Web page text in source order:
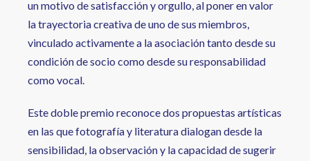
un motivo de satisfacción y orgullo, al poner en valor
la trayectoria creativa de uno de sus miembros,
vinculado activamente a la asociación tanto desde su
condición de socio como desde su responsabilidad
como vocal.
Este doble premio reconoce dos propuestas artísticas
en las que fotografía y literatura dialogan desde la
sensibilidad, la observación y la capacidad de sugerir